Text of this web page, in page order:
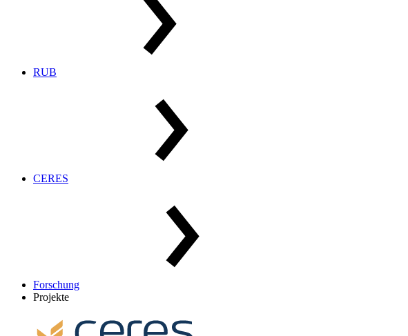
RUB
CERES
Forschung
Projekte